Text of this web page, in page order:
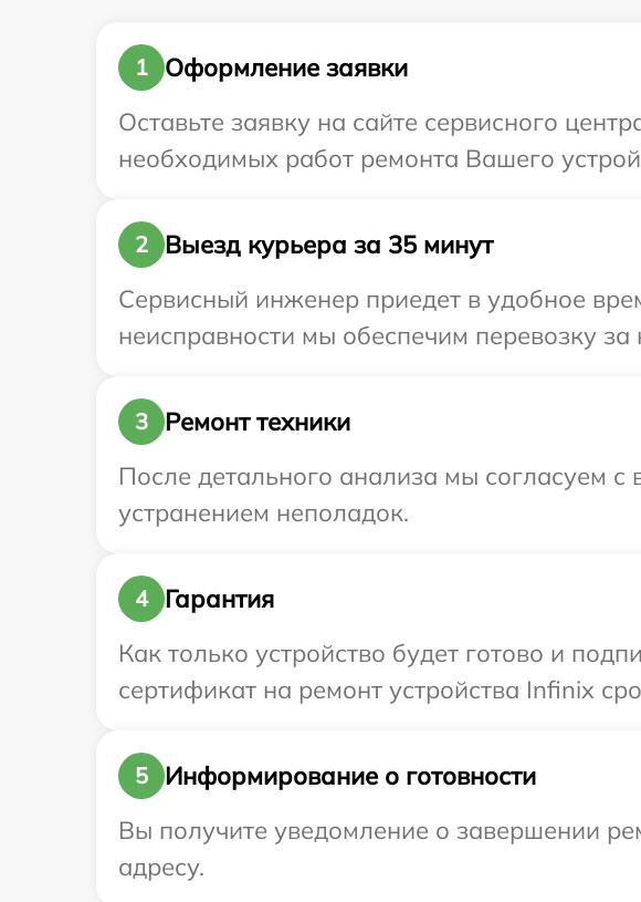
1
Оформление заявки
Оставьте заявку на сайте сервисного
необходимых работ ремонта Вашего
2
Выезд курьера за 35 минут
Сервисный инженер приедет в удобное
неисправности мы обеспечим перевозку
3
Ремонт техники
После детального анализа мы согласуем
устранением неполадок.
4
Гарантия
Как только устройство будет готово и
сертификат на ремонт устройства Infinix
5
Информирование о готовности
Вы получите уведомление о завершении
адресу.